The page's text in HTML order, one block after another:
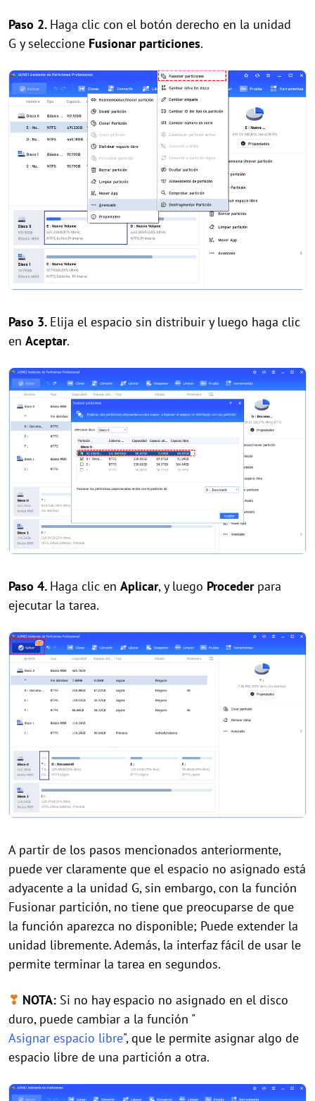
Paso 2. Haga clic con el botón derecho en la unidad
G y seleccione Fusionar particiones.
Paso 3. Elija el espacio sin distribuir y luego haga clic
en Aceptar.
Paso 4. Haga clic en Aplicar, y luego Proceder para
ejecutar la tarea.
A partir de los pasos mencionados anteriormente,
puede ver claramente que el espacio no asignado está
adyacente a la unidad G, sin embargo, con la función
Fusionar partición, no tiene que preocuparse de que
la función aparezca no disponible; Puede extender la
unidad libremente. Además, la interfaz fácil de usar le
permite terminar la tarea en segundos.
❣ NOTA: Si no hay espacio no asignado en el disco
duro, puede cambiar a la función "
Asignar espacio libre", que le permite asignar algo de
espacio libre de una partición a otra.